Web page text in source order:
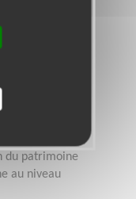
dynamiques
et
: éducation,
du patrimoine
au niveau